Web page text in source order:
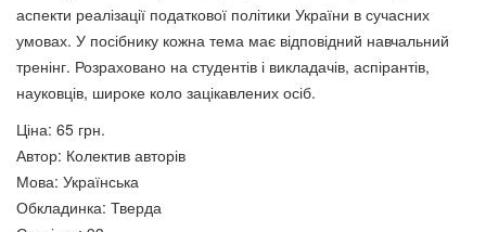
аспекти реалізації податкової політики України в сучасних
умовах. У посібнику кожна тема має відповідний навчальний
тренінг. Розраховано на студентів і викладачів, аспі­рантів,
науковців, широке коло зацікавлених осіб.
Ціна: 65 грн.
Автор: Колектив авторів
Мова: Українська
Обкладинка: Тверда